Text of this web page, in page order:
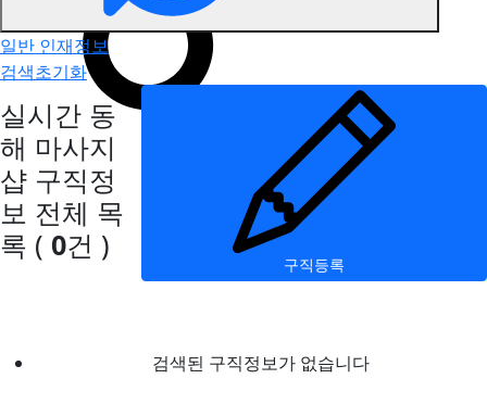
일반 인재정보
검색초기화
실시간 동
해 마사지
샵 구직정
보 전체 목
록 ( 0건 )
구직등록
검색된 구직정보가 없습니다